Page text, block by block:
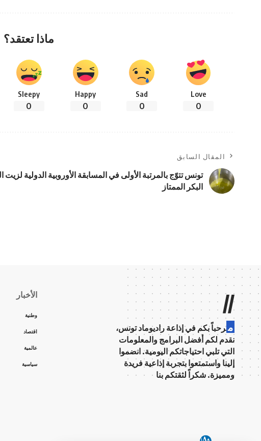
ماذا تعتقد؟
Love
0
Sad
0
Happy
0
Sleepy
0
المقال السابق
تونس تتوّج بالمرتبة الأولى في المسابقة الأوروبية الدولية لزيت
البكر الممتاز
تونس تتوّج بالمرتبة الأولى في المسابقة
تونس تتوّج بالمرتبة
الزيتون البكر الممتاز
آخر تحديث: أبريل 29, 2025 7:15 ص
ali